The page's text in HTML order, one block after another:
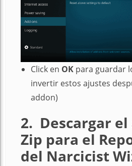
Click en OK para guardar
invertir estos ajustes
addon)
2. Descargar
Zip para el
del Narcicist